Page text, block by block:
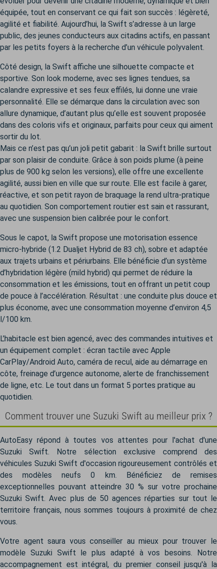
équipée, tout en conservant ce qui fait son succès : légèreté,
agilité et fiabilité. Aujourd’hui, la Swift s’adresse à un large
public, des jeunes conducteurs aux citadins actifs, en passant
par les petits foyers à la recherche d’un véhicule polyvalent.
Côté design, la Swift affiche une silhouette compacte et
sportive. Son look moderne, avec ses lignes tendues, sa
calandre expressive et ses feux effilés, lui donne une vraie
personnalité. Elle se démarque dans la circulation avec son
allure dynamique, d’autant plus qu’elle est souvent proposée
dans des coloris vifs et originaux, parfaits pour ceux qui aiment
sortir du lot.
Mais ce n’est pas qu’un joli petit gabarit : la Swift brille surtout
par son plaisir de conduite. Grâce à son poids plume (à peine
plus de 900 kg selon les versions), elle offre une excellente
agilité, aussi bien en ville que sur route. Elle est facile à garer,
réactive, et son petit rayon de braquage la rend ultra-pratique
au quotidien. Son comportement routier est sain et rassurant,
avec une suspension bien calibrée pour le confort.
Sous le capot, la Swift propose une motorisation essence
micro-hybride (1.2 Dualjet Hybrid de 83 ch), sobre et adaptée
aux trajets urbains et périurbains. Elle bénéficie d’un système
d’hybridation légère (mild hybrid) qui permet de réduire la
consommation et les émissions, tout en offrant un petit coup
de pouce à l’accélération. Résultat : une conduite plus douce et
plus économe, avec une consommation moyenne d’environ 4,5
l/100 km.
L’habitacle est bien agencé, avec des commandes intuitives et
un équipement complet : écran tactile avec Apple
CarPlay/Android Auto, caméra de recul, aide au démarrage en
côte, freinage d’urgence autonome, alerte de franchissement
de ligne, etc. Le tout dans un format 5 portes pratique au
quotidien.
Comment trouver une Suzuki Swift au meilleur prix ?
AutoEasy répond à toutes vos attentes pour l'achat d'une
Suzuki Swift. Notre sélection exclusive comprend des
véhicules Suzuki Swift d'occasion rigoureusement contrôlés et
des modèles neufs 0 km. Bénéficiez de remises
exceptionnelles pouvant atteindre 30 % sur votre prochaine
Suzuki Swift. Avec plus de 50 agences réparties sur tout le
territoire français, nous sommes toujours à proximité de chez
vous.
Votre agent saura vous conseiller au mieux pour trouver le
modèle Suzuki Swift le plus adapté à vos besoins. Notre
accompagnement est intégral, du premier conseil jusqu'à la